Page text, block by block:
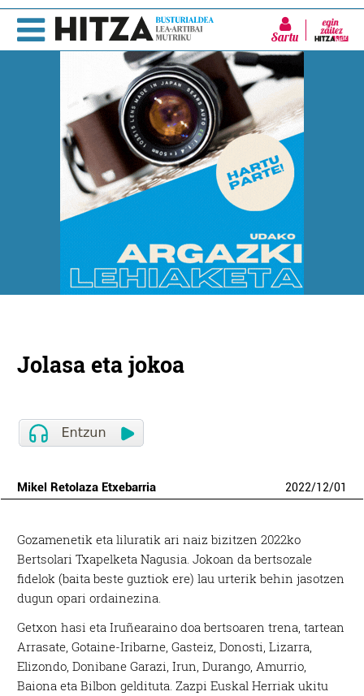
Sartu
Jolasa eta jokoa
Mikel Retolaza Etxebarria 2022/12/01
Gozamenetik eta liluratik ari naiz bizitzen 2022ko
Bertsolari Txapelketa Nagusia. Jokoan da bertsozale
fidelok (baita beste guztiok ere) lau urterik behin jasotzen
dugun opari ordainezina.
Getxon hasi eta Iruñearaino doa bertsoaren trena, tartean
Arrasate, Gotaine-Iribarne, Gasteiz, Donosti, Lizarra,
Elizondo, Donibane Garazi, Irun, Durango, Amurrio,
Baiona eta Bilbon geldituta. Zazpi Euskal Herriak ukitu